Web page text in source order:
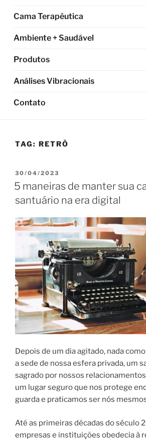
Cama Terapêutica
Ambiente + Saudável
Produtos
Análises Vibracionais
Contato
TAG: RETRÔ
PUBLICADO
EM
30/04/2023
5 maneiras de manter sua
santuário na era digital
Depois de um dia agitado, nada
a sede de nossa esfera privada, um
sagrado por nossos
um lugar seguro que nos protege
guarda e praticamos ser nós
Até as primeiras décadas do século
empresas e instituições obedecia à